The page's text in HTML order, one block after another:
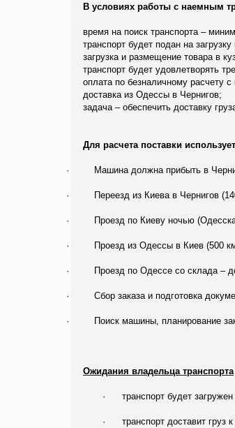
В условиях работы с наемным
время на поиск транспорта –
транспорт будет подан на
загрузка и размещение товара в
транспорт будет удовлетворять
оплата по безналичному расчету
доставка из Одессы в Чернигов;
задача – обеспечить доставку
Для расчета поставки
· Машина должна прибыть в
· Переезд из Киева в Чернигов
· Проезд по Киеву ночью
· Проезд из Одессы в Киев (500
· Проезд по Одессе со склада –
· Сбор заказа и подготовка
· Поиск машины, планирование
Ожидания владельца транспорта
· транспорт будет
· транспорт доставит груз